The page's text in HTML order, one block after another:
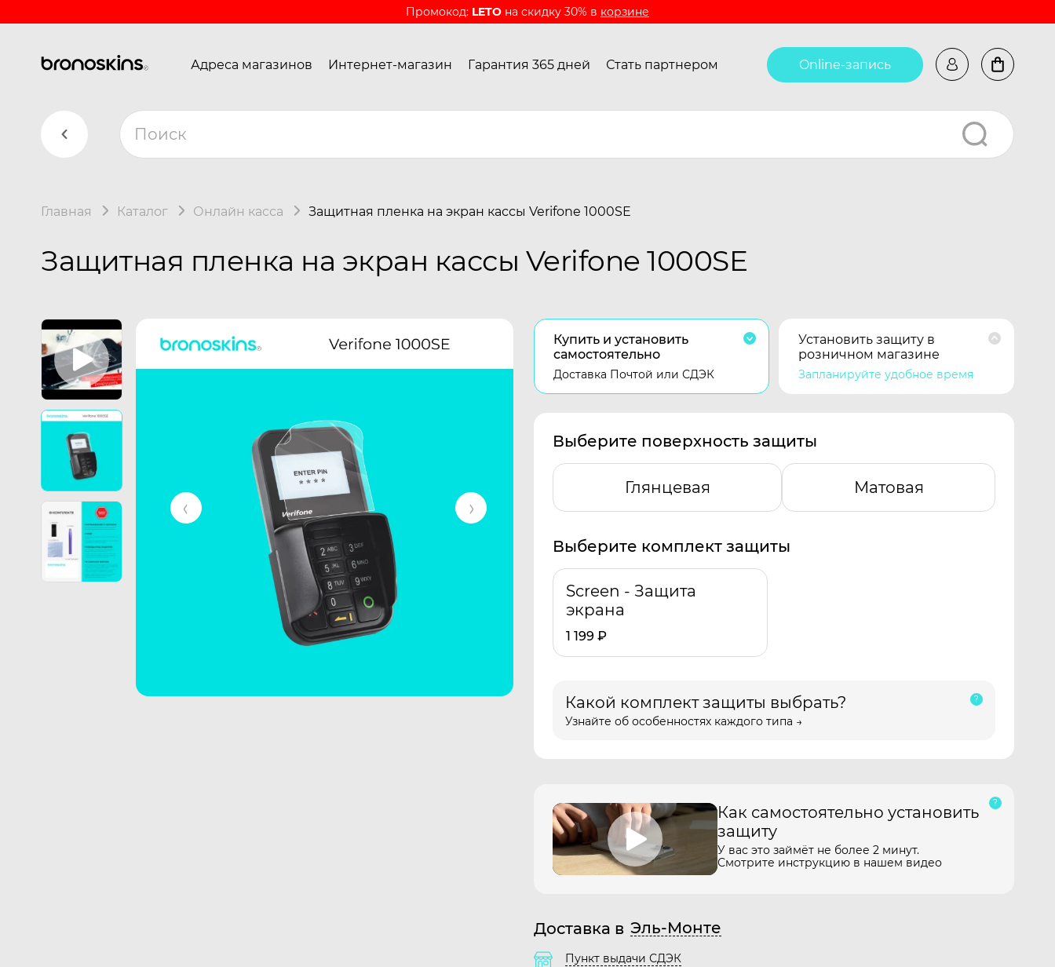
Промокод: LETO на скидку 30% в корзине
Адреса магазинов Интернет-магазин Гарантия 365 дней Стать партнером Online-запись
Главная Каталог Онлайн касса Защитная пленка на экран кассы Verifone 1000SE
Защитная пленка на экран кассы Verifone 1000SE
Купить и установить
самостоятельно
Доставка Почтой или СДЭК
Установить защиту в
розничном магазине
Запланируйте удобное время
Выберите поверхность защиты
Глянцевая Матовая
Выберите комплект защиты
Screen - Защита
экрана
1 199 ₽
Какой комплект защиты выбрать?
Узнайте об особенностях каждого типа →
Как самостоятельно установить
защиту
У вас это займёт не более 2 минут.
Смотрите инструкцию в нашем видео
Доставка в Эль-Монте
Пункт выдачи СДЭК